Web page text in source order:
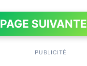
PAGE SUIVANTE
PUBLICITÉ